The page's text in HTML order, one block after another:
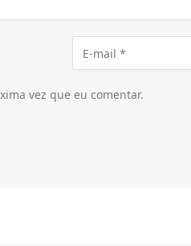
vez que eu comentar.